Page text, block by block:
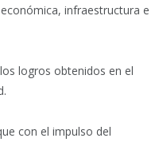
infraestructura e
logros obtenidos en el
con el impulso del